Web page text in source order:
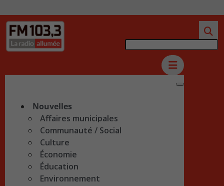
Nouvelles
Affaires municipales
Communauté / Social
Culture
Économie
Éducation
Environnement